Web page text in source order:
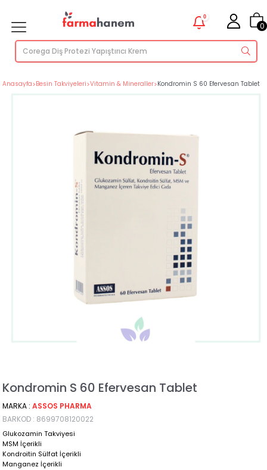
0
0
Anasayfa>Besin Takviyeleri>Vitamin & Mineraller>Kondromin S 60 Efervesan Tablet
Kondromin S 60 Efervesan Tablet
MARKA : ASSOS PHARMA
BARKOD : 8699708120022
Glukozamin Takviyesi
MSM İçerikli
Kondroitin Sülfat İçerikli
Manganez İçerikli